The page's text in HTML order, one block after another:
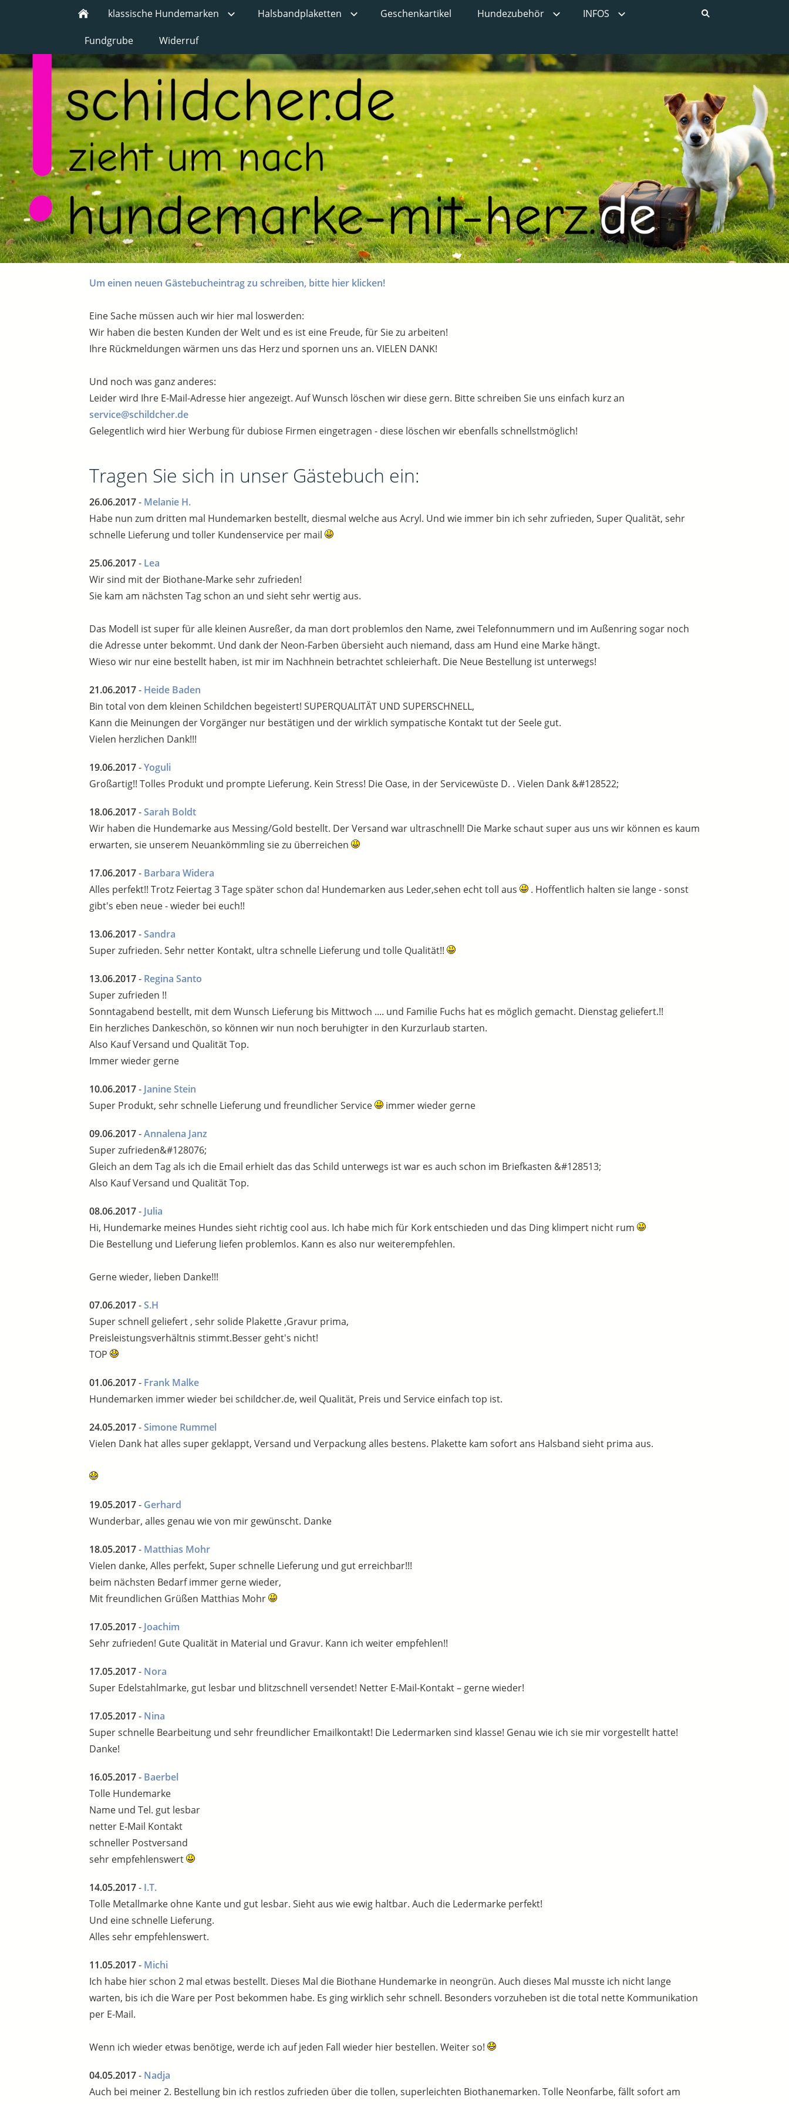
klassische Hundemarken Halsbandplaketten Geschenkartikel Hundezubehör INFOS
Fundgrube Widerruf
Um einen neuen Gästebucheintrag zu schreiben, bitte hier klicken!
Eine Sache müssen auch wir hier mal loswerden:
Wir haben die besten Kunden der Welt und es ist eine Freude, für Sie zu arbeiten!
Ihre Rückmeldungen wärmen uns das Herz und spornen uns an. VIELEN DANK!
Und noch was ganz anderes:
Leider wird Ihre E-Mail-Adresse hier angezeigt. Auf Wunsch löschen wir diese gern. Bitte schreiben Sie uns einfach kurz an
service@schildcher.de
Gelegentlich wird hier Werbung für dubiose Firmen eingetragen - diese löschen wir ebenfalls schnellstmöglich!
Tragen Sie sich in unser Gästebuch ein:
26.06.2017- Melanie H.
Habe nun zum dritten mal Hundemarken bestellt, diesmal welche aus Acryl. Und wie immer bin ich sehr zufrieden, Super Qualität, sehr
schnelle Lieferung und toller Kundenservice per mail
25.06.2017- Lea
Wir sind mit der Biothane-Marke sehr zufrieden!
Sie kam am nächsten Tag schon an und sieht sehr wertig aus.
Das Modell ist super für alle kleinen Ausreßer, da man dort problemlos den Name, zwei Telefonnummern und im Außenring sogar noch
die Adresse unter bekommt. Und dank der Neon-Farben übersieht auch niemand, dass am Hund eine Marke hängt.
Wieso wir nur eine bestellt haben, ist mir im Nachhnein betrachtet schleierhaft. Die Neue Bestellung ist unterwegs!
21.06.2017- Heide Baden
Bin total von dem kleinen Schildchen begeistert! SUPERQUALITÄT UND SUPERSCHNELL,
Kann die Meinungen der Vorgänger nur bestätigen und der wirklich sympatische Kontakt tut der Seele gut.
Vielen herzlichen Dank!!!
19.06.2017-Yoguli
Großartig!! Tolles Produkt und prompte Lieferung. Kein Stress! Die Oase, in der Servicewüste D. . Vielen Dank &#128522;
18.06.2017-Sarah Boldt
Wir haben die Hundemarke aus Messing/Gold bestellt. Der Versand war ultraschnell! Die Marke schaut super aus uns wir können es kaum
erwarten, sie unserem Neuankömmling sie zu überreichen
17.06.2017- Barbara Widera
Alles perfekt!! Trotz Feiertag 3 Tage später schon da! Hundemarken aus Leder,sehen echt toll aus
. Hoffentlich halten sie lange - sonst
gibt's eben neue - wieder bei euch!!
13.06.2017-Sandra
Super zufrieden. Sehr netter Kontakt, ultra schnelle Lieferung und tolle Qualität!!
13.06.2017- Regina Santo
Super zufrieden !!
Sonntagabend bestellt, mit dem Wunsch Lieferung bis Mittwoch .... und Familie Fuchs hat es möglich gemacht. Dienstag geliefert.!!
Ein herzliches Dankeschön, so können wir nun noch beruhigter in den Kurzurlaub starten.
Also Kauf Versand und Qualität Top.
Immer wieder gerne
10.06.2017- Janine Stein
Super Produkt, sehr schnelle Lieferung und freundlicher Service
immer wieder gerne
09.06.2017-Annalena Janz
Super zufrieden&#128076;
Gleich an dem Tag als ich die Email erhielt das das Schild unterwegs ist war es auch schon im Briefkasten &#128513;
Also Kauf Versand und Qualität Top.
08.06.2017- Julia
Hi, Hundemarke meines Hundes sieht richtig cool aus. Ich habe mich für Kork entschieden und das Ding klimpert nicht rum
Die Bestellung und Lieferung liefen problemlos. Kann es also nur weiterempfehlen.
Gerne wieder, lieben Danke!!!
07.06.2017-S.H
Super schnell geliefert , sehr solide Plakette ,Gravur prima,
Preisleistungsverhältnis stimmt.Besser geht's nicht!
TOP
01.06.2017- Frank Malke
Hundemarken immer wieder bei schildcher.de, weil Qualität, Preis und Service einfach top ist.
24.05.2017-Simone Rummel
Vielen Dank hat alles super geklappt, Versand und Verpackung alles bestens. Plakette kam sofort ans Halsband sieht prima aus.
19.05.2017- Gerhard
Wunderbar, alles genau wie von mir gewünscht. Danke
18.05.2017- Matthias Mohr
Vielen danke, Alles perfekt, Super schnelle Lieferung und gut erreichbar!!!
beim nächsten Bedarf immer gerne wieder,
Mit freundlichen Grüßen Matthias Mohr
17.05.2017- Joachim
Sehr zufrieden! Gute Qualität in Material und Gravur. Kann ich weiter empfehlen!!
17.05.2017- Nora
Super Edelstahlmarke, gut lesbar und blitzschnell versendet! Netter E-Mail-Kontakt – gerne wieder!
17.05.2017- Nina
Super schnelle Bearbeitung und sehr freundlicher Emailkontakt! Die Ledermarken sind klasse! Genau wie ich sie mir vorgestellt hatte!
Danke!
16.05.2017- Baerbel
Tolle Hundemarke
Name und Tel. gut lesbar
netter E-Mail Kontakt
schneller Postversand
sehr empfehlenswert
14.05.2017- I.T.
Tolle Metallmarke ohne Kante und gut lesbar. Sieht aus wie ewig haltbar. Auch die Ledermarke perfekt!
Und eine schnelle Lieferung.
Alles sehr empfehlenswert.
11.05.2017- Michi
Ich habe hier schon 2 mal etwas bestellt. Dieses Mal die Biothane Hundemarke in neongrün. Auch dieses Mal musste ich nicht lange
warten, bis ich die Ware per Post bekommen habe. Es ging wirklich sehr schnell. Besonders vorzuheben ist die total nette Kommunikation
per E-Mail.
Wenn ich wieder etwas benötige, werde ich auf jeden Fall wieder hier bestellen. Weiter so!
04.05.2017- Nadja
Auch bei meiner 2. Bestellung bin ich restlos zufrieden über die tollen, superleichten Biothanemarken. Tolle Neonfarbe, fällt sofort am